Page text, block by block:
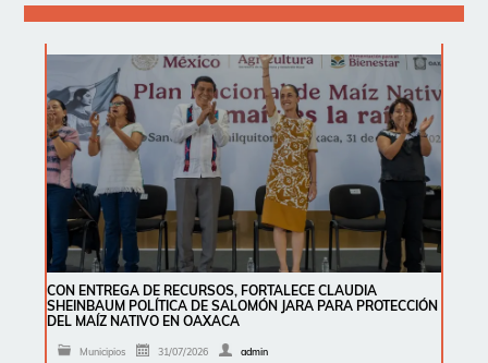
CON ENTREGA DE RECURSOS, FORTALECE CLAUDIA
SHEINBAUM POLÍTICA DE SALOMÓN JARA PARA PROTECCIÓN
DEL MAÍZ NATIVO EN OAXACA
Municipios 31/07/2026 admin